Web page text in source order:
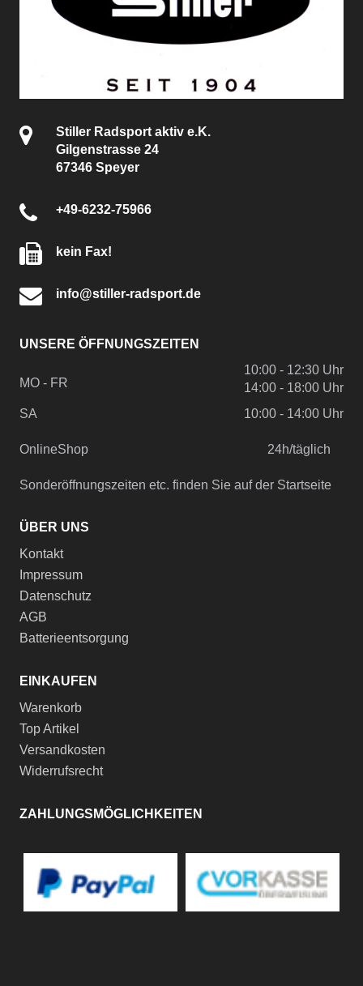
Stiller Radsport aktiv e.K.
Gilgenstrasse 24
67346 Speyer
+49-6232-75966
kein Fax!
info@stiller-radsport.de
UNSERE ÖFFNUNGSZEITEN
MO - FR
10:00 - 12:30 Uhr
14:00 - 18:00 Uhr
SA
10:00 - 14:00 Uhr
OnlineShop 24h/täglich
Sonderöffnungszeiten etc. finden Sie auf der Startseite
ÜBER UNS
Kontakt
Impressum
Datenschutz
AGB
Batterieentsorgung
EINKAUFEN
Warenkorb
Top Artikel
Versandkosten
Widerrufsrecht
ZAHLUNGSMÖGLICHKEITEN